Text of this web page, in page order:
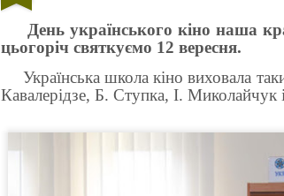
День українського кіно наша
цьогоріч святкуємо 12 вересня.
Українська школа кіно виховала
Кавалерідзе, Б. Ступка, І.
Людина, яка зберегла голос української